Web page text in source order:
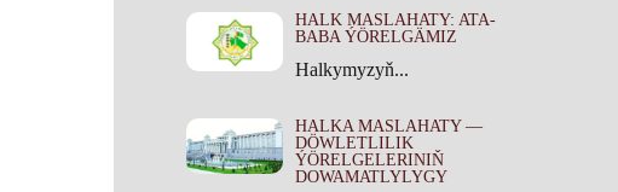
HALK MASLAHATY: ATA-
BABA ÝÖRELGÄMIZ
Halkymyzyň...
HALKA MASLAHATY —
DÖWLETLILIK
ÝÖRELGELERINIŇ
DOWAMATLYLYGY